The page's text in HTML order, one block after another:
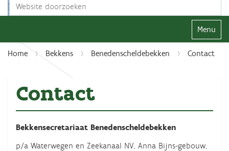
Klap
Home Bekkens Benedenscheldebekken Contact
Contact
Bekkensecretariaat Benedenscheldebekken
p/a Waterwegen en Zeekanaal NV, Anna Bijns-gebouw,